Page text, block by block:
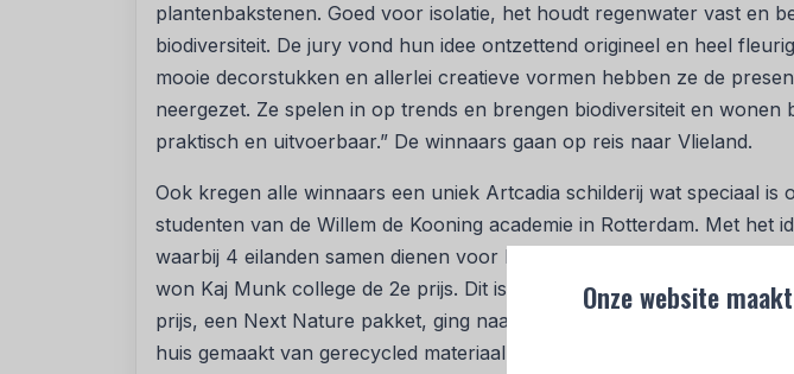
Onze website
plantenbakstenen. Goed voor isolatie, het houdt regenwater vast en
biodiversiteit. De jury vond hun idee ontzettend origineel en heel
mooie decorstukken en allerlei creatieve vormen hebben ze de
neergezet. Ze spelen in op trends en brengen biodiversiteit en wonen
praktisch en uitvoerbaar.” De winnaars gaan op reis naar Vlieland.
Ook kregen alle winnaars een uniek Artcadia schilderij wat speciaal is
studenten van de Willem de Kooning academie in Rotterdam. Met het
waarbij 4 eilanden samen dienen voor huizen, parken, industrie en
won Kaj Munk college de 2e prijs. Dit is een vlog workshop van
prijs, een Next Nature pakket, ging naar Johannes Fontanus College
huis gemaakt van gerecycled materiaal en dat ook zelf zijn energie